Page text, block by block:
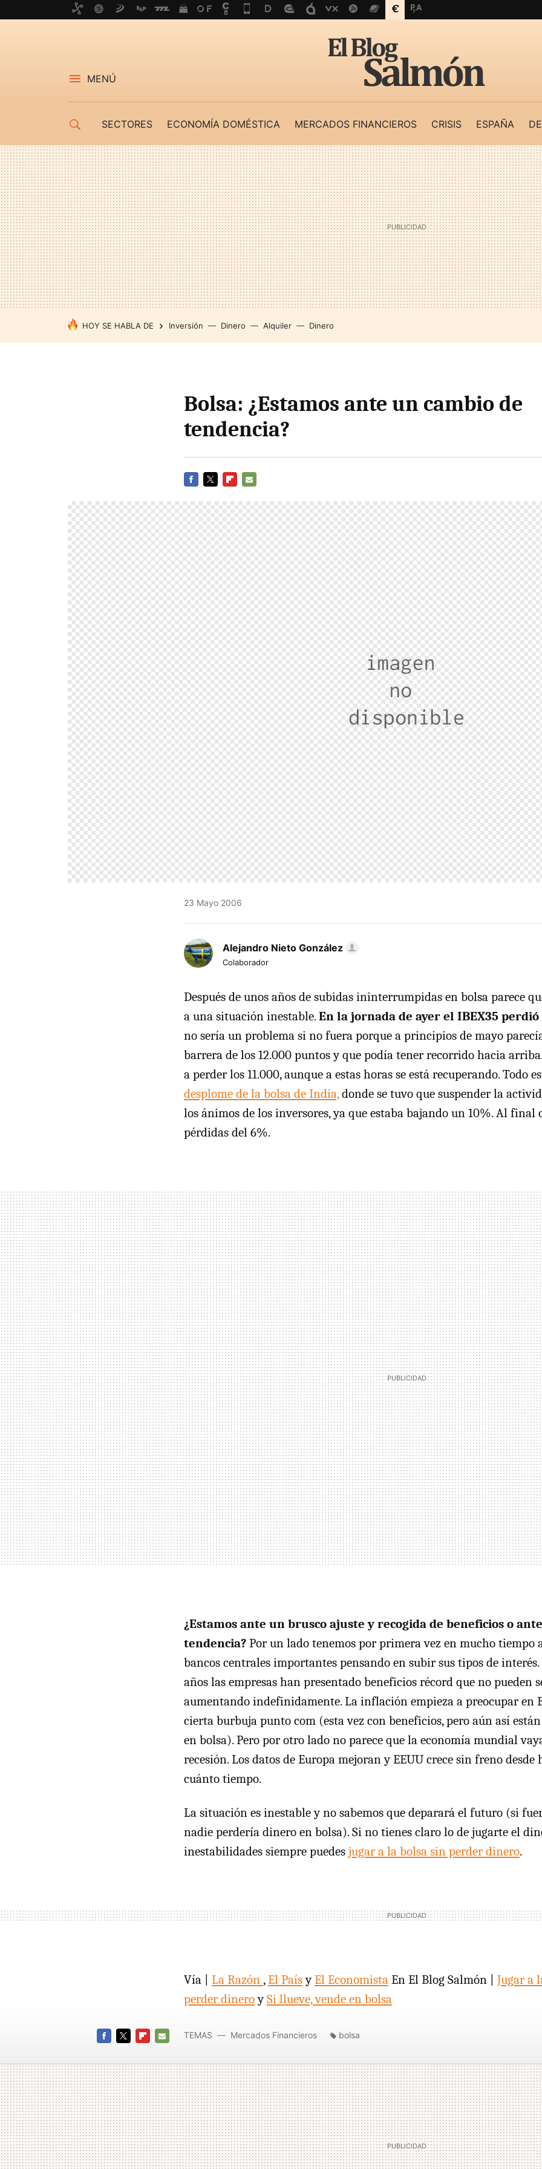
MENÚ
SECTORES ECONOMÍA DOMÉSTICA MERCADOS FINANCIEROS CRISIS ESPAÑA
HOY SE HABLA DE Inversión Dinero Alquiler Dinero
Bolsa: ¿Estamos ante un cambio de
tendencia?
MAIL
23 Mayo 2006
Alejandro Nieto González
Colaborador
Después de unos años de subidas ininterrumpidas en bolsa parece
a una situación inestable.En la jornada de ayer el IBEX35
no sería un problema si no fuera porque a principios de mayo
barrera de los 12.000 puntos y que podía tener recorrido hacia
a perder los 11.000, aunque a estas horas se está recuperando. Todo
desplome de la bolsa de India,donde se tuvo que suspender la
los ánimos de los inversores, ya que estaba bajando un 10%. Al final
pérdidas del 6%.
¿Estamos ante un brusco ajuste y recogida de beneficios o
tendencia? Por un lado tenemos por primera vez en mucho tiempo
bancos centrales importantes pensando en subir sus tipos de
años las empresas han presentado beneficios récord que no pueden
aumentando indefinidamente. La inflación empieza a preocupar en
cierta burbuja punto com (esta vez con beneficios, pero aún así
en bolsa). Pero por otro lado no parece que la economía mundial
recesión. Los datos de Europa mejoran y EEUU crece sin freno desde
cuánto tiempo.
La situación es inestable y no sabemos que deparará el futuro (si
nadie perdería dinero en bolsa). Si no tienes claro lo de jugarte el
inestabilidades siempre puedes jugar a la bolsa sin perder dinero.
Vía | La Razón ,El PaísyEl Economista En El Blog Salmón | Jugar a
perder dineroySi llueve, vende en bolsa
MAIL
TEMAS Mercados Financieros bolsa